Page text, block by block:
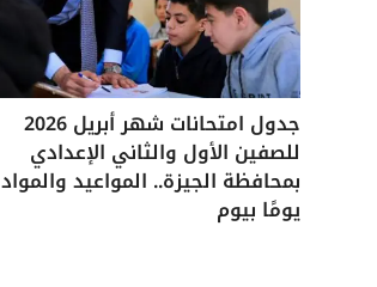
جدول امتحانات شهر أبريل 2026
للصفين الأول والثاني الإعدادي
بمحافظة الجيزة.. المواعيد والمواد
يومًا بيوم